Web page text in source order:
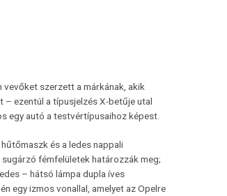
vevőket szerzett a márkának, akik
ezentúl a típusjelzés X-betűje utal
egy autó a testvértípusaihoz képest.
és a ledes nappali
fémfelületek határozzák meg;
– hátsó lámpa dupla íves
egy izmos vonallal, amelyet az Opelre